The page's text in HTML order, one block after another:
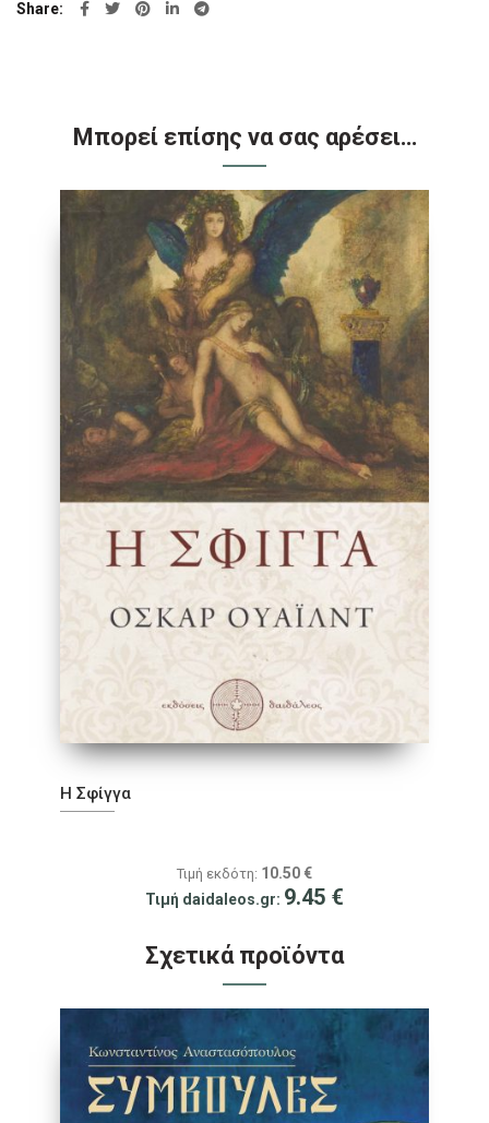
Share
Μπορεί επίσης να σας αρέσει…
Η Σφίγγα
Τιμή εκδότη: 10.50 €
Τιμή daidaleos.gr: 9.45 €
Σχετικά προϊόντα